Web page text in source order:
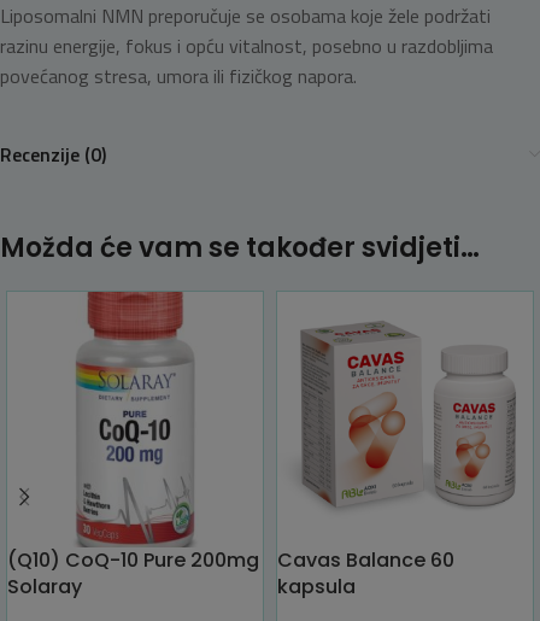
Liposomalni NMN preporučuje se osobama koje žele podržati
razinu energije, fokus i opću vitalnost, posebno u razdobljima
povećanog stresa, umora ili fizičkog napora.
Recenzije (0)
Možda će vam se također svidjeti…
(Q10) CoQ-10 Pure 200mg
Solaray
Cavas Balance 60
kapsula